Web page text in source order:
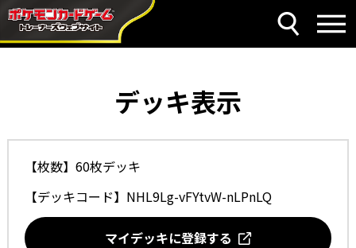
デッキ表示
【枚数】60枚デッキ
【デッキコード】 NHL9Lg-vFYtvW-nLPnLQ
マイデッキに登録する